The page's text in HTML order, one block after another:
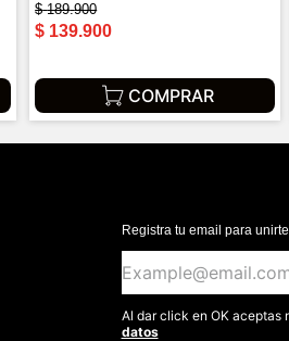
$ 189.900
$ 139.900
COMPRAR
Registra tu email para
Al dar click en OK aceptas
datos